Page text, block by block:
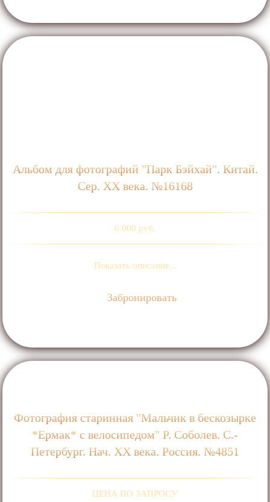
Альбом для фотографий "Парк Бэйхай". Китай.
Сер. ХХ века. №16168
6 000 руб.
Показать описание...
Забронировать
Фотография старинная "Мальчик в бескозырке
*Ермак* с велосипедом" Р. Соболев. С.-
Петербург. Нач. ХХ века. Россия. №4851
ЦЕНА ПО ЗАПРОСУ